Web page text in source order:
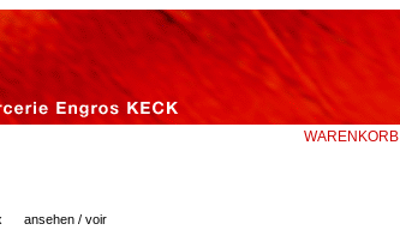
WARENKORB
ansehen / voir